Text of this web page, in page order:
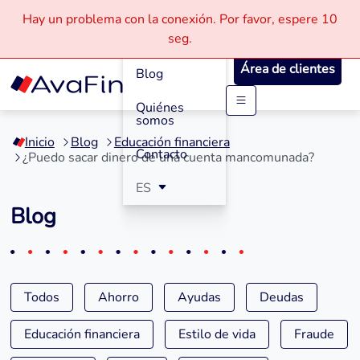
Saltar
contenido
Hay un problema con la conexión. Por favor, espere 10
seg.
Cómo
Funciona
Blog
Quiénes
somos
Contacto
ES
Área de clientes
Inicio Blog
Educación financiera
¿Puedo sacar dinero de una cuenta mancomunada?
Blog
Todos Ahorro Ayudas Deudas
Educación financiera Estilo de vida Fraude